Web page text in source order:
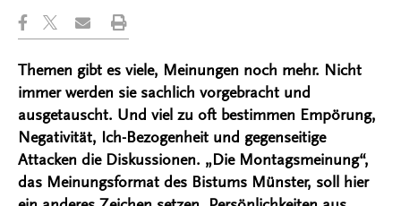
Themen gibt es viele, Meinungen noch mehr. Nicht
immer werden sie sachlich vorgebracht und
ausgetauscht. Und viel zu oft bestimmen Empörung,
Negativität, Ich-Bezogenheit und gegenseitige
Attacken die Diskussionen. „Die Montagsmeinung“,
das Meinungsformat des Bistums Münster, soll hier